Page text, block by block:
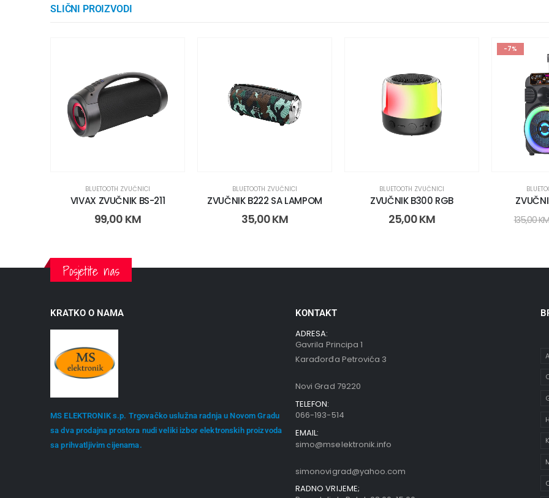
SLIČNI PROIZVODI
BLUETOOTH ZVUČNICI
VIVAX ZVUČNIK BS-211
99,00 KM
BLUETOOTH ZVUČNICI
ZVUČNIK B222 SA LAMPOM
35,00KM
BLUETOOTH ZVUČNICI
ZVUČNIK B300 RGB
25,00KM
-7%
135,00
Posjetite nas
KRATKO O NAMA
MS ELEKTRONIK s.p. Trgovačko uslužna radnja u Novom Gradu
sa dva prodajna prostora nudi veliki izbor elektronskih proizvoda
sa prihvatljivim cijenama.
KONTAKT
ADRESA:
Gavrila Principa 1
Karađorđa Petrovića 3
Novi Grad 79220
TELEFON:
066-193-514
EMAIL:
simo@mselektronik.info
simonovigrad@yahoo.com
RADNO VRIJEME;